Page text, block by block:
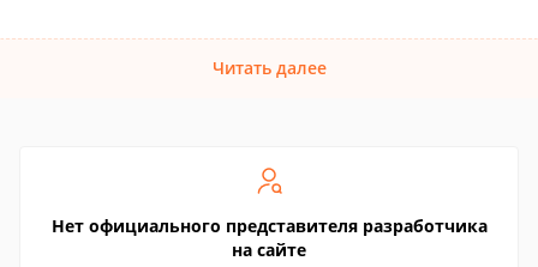
Читать далее
Нет официального представителя разработчика
на сайте